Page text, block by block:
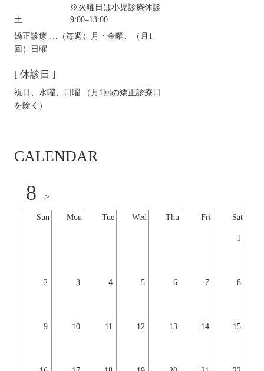
※火曜日は小児診療休診
土
9:00‒13:00
矯正診療 …（毎週）月・金曜、（月1
回）日曜
[ 休診日 ]
祝日、水曜、日曜 （月1回の矯正診療日
を除く）
CALENDAR
Sun Mon Tue Wed Thu Fri Sat
1
2 3 4 5 6 7 8
9 10 11 12 13 14 15
8 >